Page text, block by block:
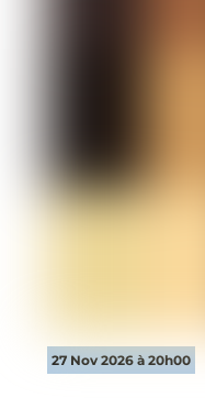
27 Nov 2026 à 20h00